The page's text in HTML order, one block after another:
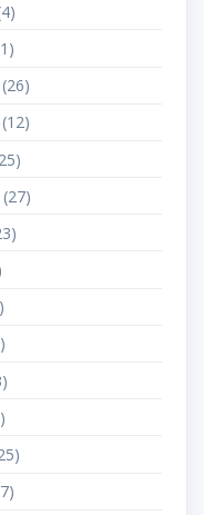
(12)
(27)